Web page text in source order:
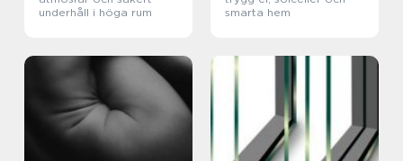
underhåll i höga rum
smarta hem